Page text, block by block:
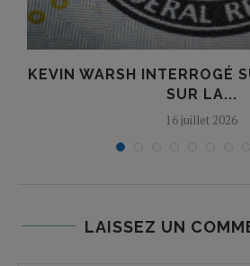
KEVIN WARSH INTERROGÉ
SUR LA...
16 juillet 2026
LAISSEZ UN